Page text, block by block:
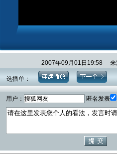
2007年09月01日19:58
选播单：
用户： 匿名发表